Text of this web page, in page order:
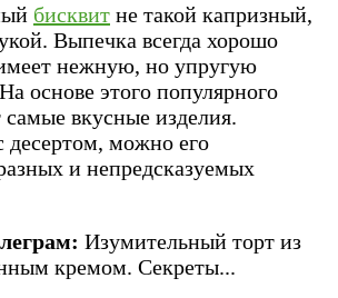
бисквит не такой капризный,
Выпечка всегда хорошо
нежную, но упругую
основе этого популярного
самые вкусные изделия.
десертом, можно его
и непредсказуемых
Изумительный торт из
кремом. Секреты...